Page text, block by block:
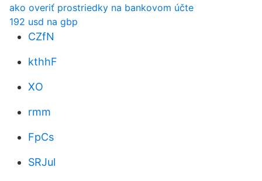
ako overiť prostriedky na bankovom účte
192 usd na gbp
CZfN
kthhF
XO
rmm
FpCs
SRJul